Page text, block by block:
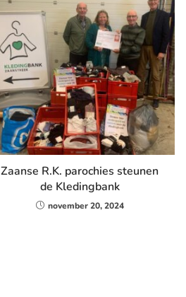
Zaanse R.K. parochies steunen
de Kledingbank
november 20, 2024